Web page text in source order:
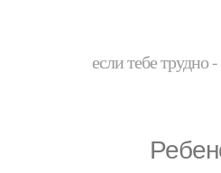
если тебе